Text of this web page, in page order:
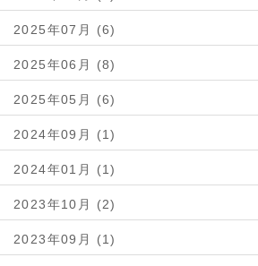
2025年07月 (6)
2025年06月 (8)
2025年05月 (6)
2024年09月 (1)
2024年01月 (1)
2023年10月 (2)
2023年09月 (1)